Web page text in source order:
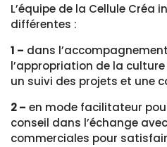
L’équipe de la Cellule Créa
différentes :
1 – dans
l’appropriation de la
un suivi des projets et une
2 – en mode facilitateur
conseil dans l’échange
commerciales pour